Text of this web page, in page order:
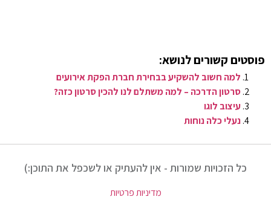
פוסטים קשורים לנושא:
למה חשוב להשקיע בבחירת חברת הפקת אירועים
סרטון הדרכה – למה משתלם לנו להכין סרטון כזה?
עיצוב לוגו
נעלי כלה נוחות
כל הזכויות שמורות - אין להעתיק או לשכפל את התוכן:)
מדיניות פרטיות